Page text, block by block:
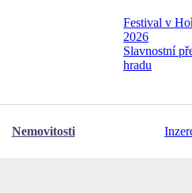
Festival v
2026
Slavnostní
hradu
Nemovitosti